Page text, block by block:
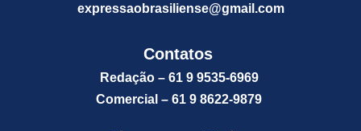
expressaobrasiliense@gmail.com
Contatos
Redação – 61 9 9535-6969
Comercial – 61 9 8622-9879